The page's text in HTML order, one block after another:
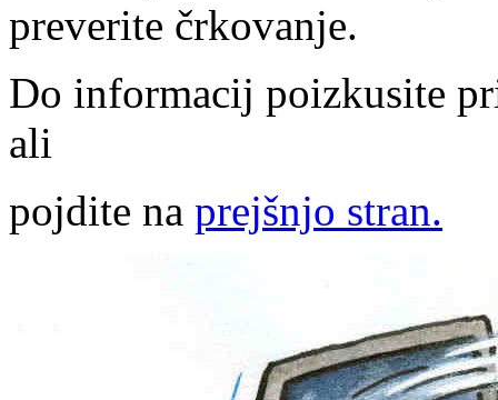
preverite črkovanje.
Do informacij poizkusite
ali
pojdite na prejšnjo stran.